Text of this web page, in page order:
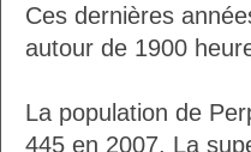
Ces dernières
autour de 1900
La population de
445 en 2007. La